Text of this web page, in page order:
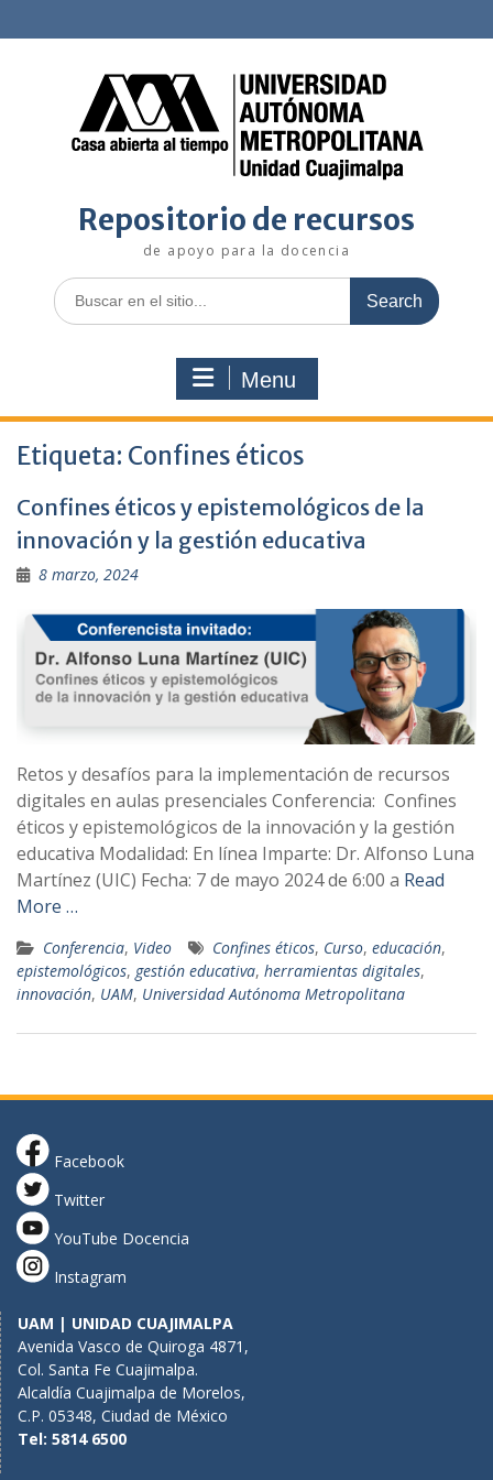
to
Repositorio de recursos
de apoyo para la docencia
Search
for:
Menu
Etiqueta: Confines éticos
Confines éticos y epistemológicos de la
innovación y la gestión educativa
8 marzo, 2024
Retos y desafíos para la implementación de recursos
digitales en aulas presenciales Conferencia: Confines
éticos y epistemológicos de la innovación y la gestión
educativa Modalidad: En línea Imparte: Dr. Alfonso Luna
Martínez (UIC) Fecha: 7 de mayo 2024 de 6:00 a Read
More …
Conferencia, Video Confines éticos, Curso, educación,
epistemológicos, gestión educativa, herramientas digitales,
innovación, UAM, Universidad Autónoma Metropolitana
Facebook
Twitter
YouTube Docencia
Instagram
UAM | UNIDAD CUAJIMALPA
Avenida Vasco de Quiroga 4871,
Col. Santa Fe Cuajimalpa.
Alcaldía Cuajimalpa de Morelos,
C.P. 05348, Ciudad de México
Tel: 5814 6500